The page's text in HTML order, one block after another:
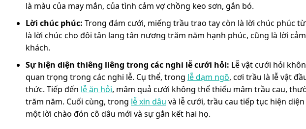
là màu của may mắn, của tình cảm vợ chồng keo sơn, gắn bó.
Lời chúc phúc: Trong đám cưới, miếng trầu trao tay còn là lời chúc phúc
là lời chúc cho đôi tân lang tân nương trăm năm hạnh phúc, cũng là lời
khách.
Sự hiện diện thiêng liêng trong các nghi lễ cưới hỏi: Lễ vật cưới hỏi
quan trọng trong các nghi lễ. Cụ thể, trong lễ dạm ngõ, cơi trầu là lễ vật
thức. Tiếp đến lễ ăn hỏi, mâm quả cưới không thể thiếu mâm trầu cau,
trăm năm. Cuối cùng, trong lễ xin dâu và lễ cưới, trầu cau tiếp tục hiện
một lời chào đón cô dâu mới và sự gắn kết hai họ.